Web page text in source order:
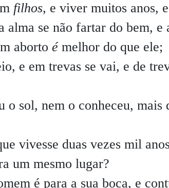
filhos, e viver muitos anos,
alma se não fartar do bem,
aborto émelhor do que ele;
e em trevas se vai, e de
o sol, nem o conheceu, mais
vivesse duas vezes mil
um mesmo lugar?
é para a sua boca, e